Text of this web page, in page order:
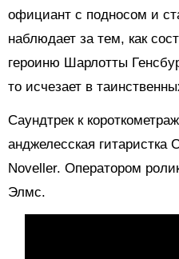
официант с подносом и
наблюдает за тем, как
героиню Шарлотты
то исчезает в
Саундтрек к
анджелесская гитаристка
Noveller. Оператором
Элмс.